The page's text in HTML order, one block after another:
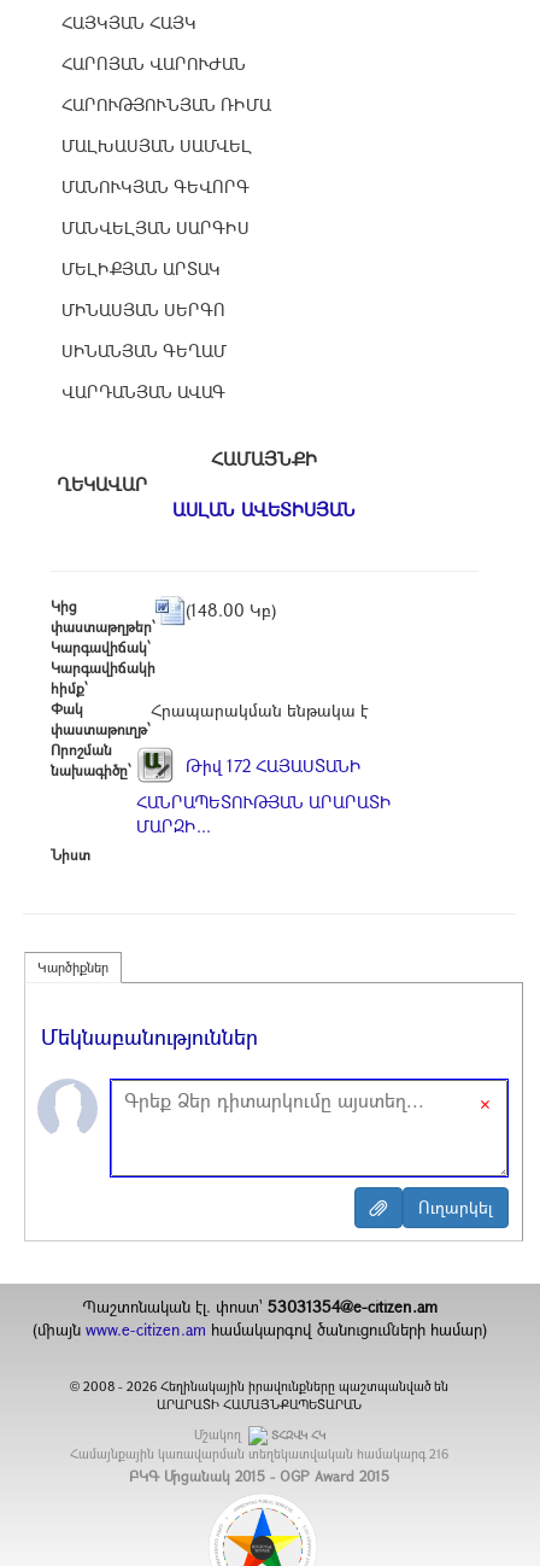
ՀԱՅԿՅԱՆ ՀԱՅԿ
ՀԱՐՈՅԱՆ ՎԱՐՈՒԺԱՆ
ՀԱՐՈՒԹՅՈՒՆՅԱՆ ՌԻՄԱ
ՄԱԼԽԱՍՅԱՆ ՍԱՄՎԵԼ
ՄԱՆՈՒԿՅԱՆ ԳԵՎՈՐԳ
ՄԱՆՎԵԼՅԱՆ ՍԱՐԳԻՍ
ՄԵԼԻՔՅԱՆ ԱՐՏԱԿ
ՄԻՆԱՍՅԱՆ ՍԵՐԳՈ
ՍԻՆԱՆՅԱՆ ԳԵՂԱՄ
ՎԱՐԴԱՆՅԱՆ ԱՎԱԳ
ՀԱՄԱՅՆՔԻ
ՂԵԿԱՎԱՐ
ԱՍԼԱՆ ԱՎԵՏԻՍՅԱՆ
Կից
փաստաթղթեր՝
(148.00 Կբ)
Կարգավիճակ՝
Կարգավիճակի
հիմք՝
Փակ
փաստաթուղթ՝
Հրապարակման ենթակա է
Որոշման
նախագիծը՝
Թիվ 172 ՀԱՅԱՍՏԱՆԻ
ՀԱՆՐԱՊԵՏՈՒԹՅԱՆ ԱՐԱՐԱՏԻ
ՄԱՐԶԻ...
Նիստ
Կարծիքներ
Մեկնաբանություններ
×
Պաշտոնական էլ. փոստ` 53031354@e-citizen.am
(միայն www.e-citizen.am համակարգով ծանուցումների համար)
© 2008 -2026 Հեղինակային իրավունքները պաշտպանված են
ԱՐԱՐԱՏԻ ՀԱՄԱՅՆՔԱՊԵՏԱՐԱՆ
Մշակող
ՏՀԶՎԿ ՀԿ
Համայնքային կառավարման տեղեկատվական համակարգ 216
ԲԿԳ Մրցանակ 2015 - OGP Award 2015